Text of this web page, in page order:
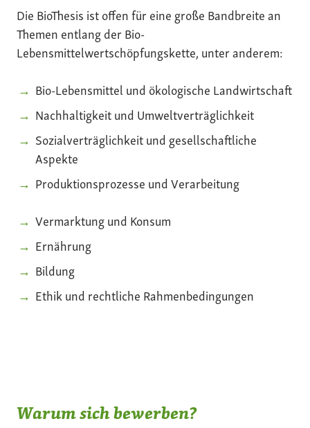
Die BioThesis ist offen für eine große Bandbreite an
Themen entlang der Bio-
Lebensmittelwertschöpfungskette, unter anderem:
Bio-Lebensmittel und ökologische Landwirtschaft
Nachhaltigkeit und Umweltverträglichkeit
Sozialverträglichkeit und gesellschaftliche
Aspekte
Produktionsprozesse und Verarbeitung
Vermarktung und Konsum
Ernährung
Bildung
Ethik und rechtliche Rahmenbedingungen
Warum sich bewerben?